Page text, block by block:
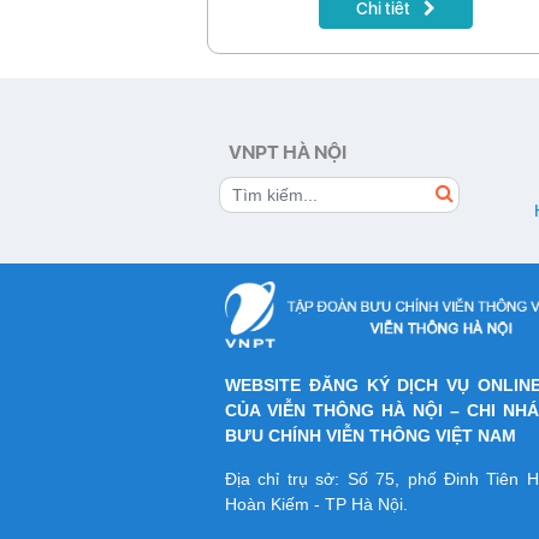
2026 (AFF Cup 2026) – giải đấu được
trong năm. Bên cạnh đó là nhiều
giải trí hàng đầu dành cho mọi gia đình.
Chi tiết
VNPT HÀ NỘI
WEBSITE ĐĂNG KÝ DỊCH VỤ
CỦA VIỄN THÔNG HÀ NỘI – CHI
BƯU CHÍNH VIỄN THÔNG VIỆT NAM
Địa chỉ trụ sở: Số 75, phố Đinh Tiên
Hoàn Kiếm - TP Hà Nội.